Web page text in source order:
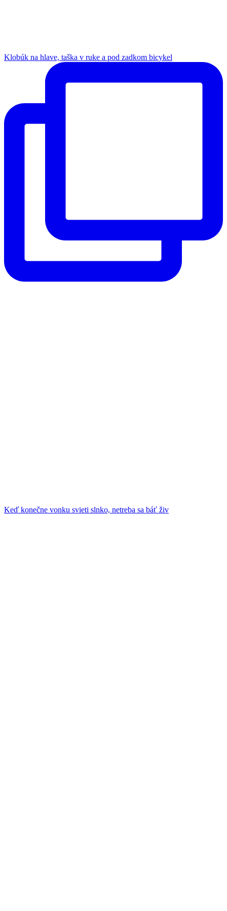
Klobúk na hlave, taška v ruke a pod zadkom bicykel
Keď konečne vonku svieti slnko, netreba sa báť živ